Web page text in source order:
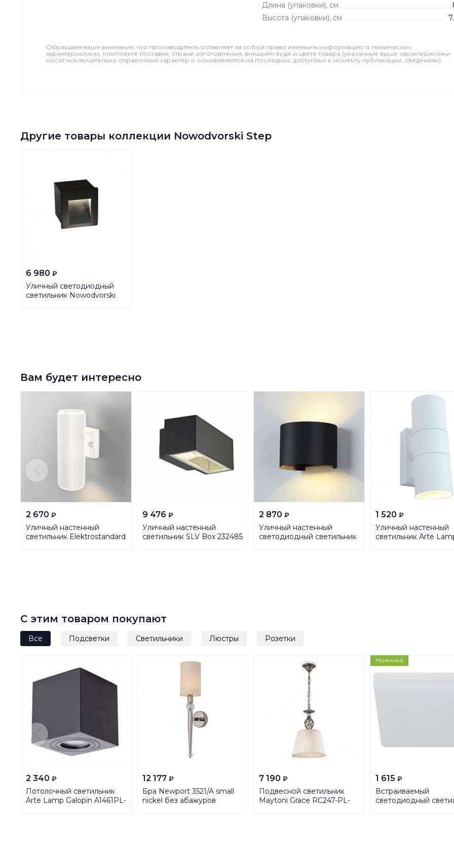
Длина (упаковки), см
Высота (упаковки), см
Обращаем ваше внимание, что производитель оставляет за собой право изменить информацию о технических
характеристиках, комплекте поставки, стране изготовления, внешнем виде и цвете товара (указанные выше характеристики
носят исключительно справочный характер и основываются на последних, доступных к моменту публикации, сведениях).
Другие товары коллекции Nowodvorski Step
6 980 ₽
Уличный светодиодный
светильник Nowodvorski
Вам будет интересно
2 670 ₽
Уличный настенный
светильник Elektrostandard
9 476 ₽
Уличный настенный
светильник SLV Box 232485
2 870 ₽
Уличный настенный
светодиодный светильник
1 520 ₽
Уличный настенный
светильник Arte
С этим товаром покупают
Все Подсветки Светильники Люстры Розетки
2 340 ₽
Потолочный светильник
Arte Lamp Galopin A1461PL-
12 177 ₽
Бра Newport 3521/A small
nickel без абажуров
7 190 ₽
Подвесной светильник
Maytoni Grace RC247-PL-
Новинка
1 615 ₽
Встраиваемый
светодиодный